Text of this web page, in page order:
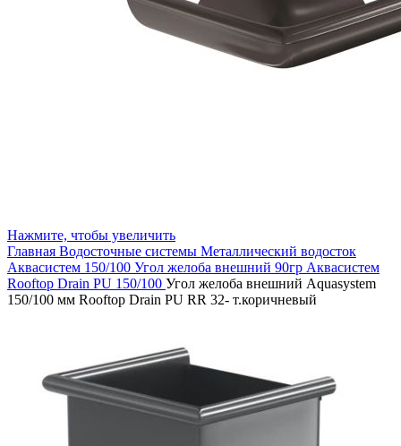
Нажмите, чтобы увеличить
Главная Водосточные системы Металлический водосток
Аквасистем 150/100 Угол желоба внешний 90гр Аквасистем
Rooftop Drain PU 150/100 Угол желоба внешний Aquasystem
150/100 мм Rooftop Drain PU RR 32- т.коричневый